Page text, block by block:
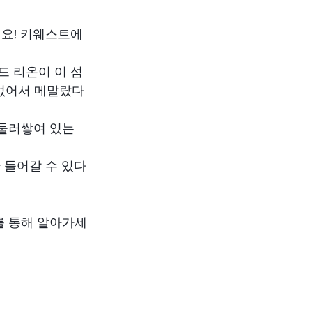
! 키웨스트에
리온이 이 섬
어서 메말랐다
러쌓여 있는
들어갈 수 있다
통해 알아가세